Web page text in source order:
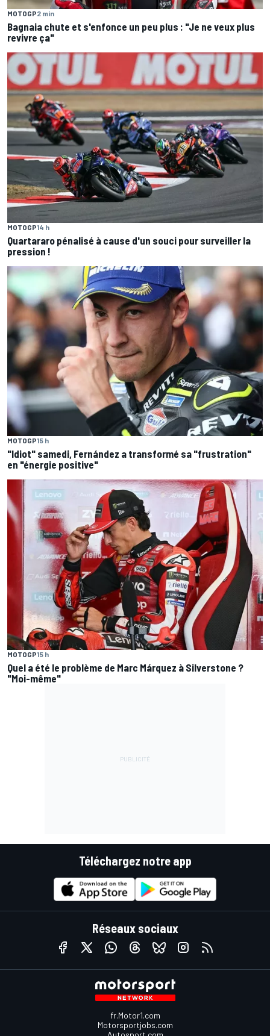
MOTOGP2 min
Bagnaia chute et s'enfonce un peu plus : "Je ne veux plus
revivre ça"
MOTOGP14 h
Quartararo pénalisé à cause d'un souci pour surveiller la
pression !
MOTOGP15 h
"Idiot" samedi, Fernández a transformé sa "frustration"
en "énergie positive"
MOTOGP15 h
Quel a été le problème de Marc Márquez à Silverstone ?
"Moi-même"
Téléchargez notre app
Réseaux sociaux
fr.Motor1.com
Motorsportjobs.com